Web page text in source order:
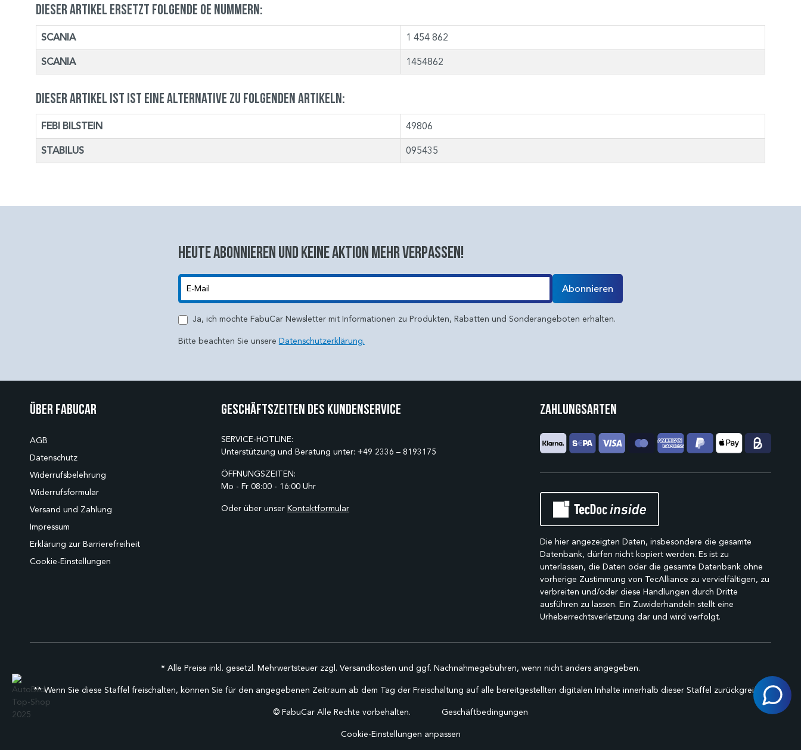
Dieser Artikel ersetzt folgende OE Nummern:
SCANIA 1 454 862
SCANIA 1454862
Dieser Artikel ist ist eine Alternative zu folgenden Artikeln:
FEBI BILSTEIN 49806
STABILUS 095435
Heute abonnieren und keine aktion mehr verpassen!
Abonnieren
Ja, ich möchte FabuCar Newsletter mit Informationen zu Produkten, Rabatten und Sonderangeboten erhalten.
Bitte beachten Sie unsere Datenschutzerklärung.
Über Fabucar
AGB
Datenschutz
Widerrufsbelehrung
Widerrufsformular
Versand und Zahlung
Impressum
Erklärung zur Barrierefreiheit
Cookie-Einstellungen
Geschäftszeiten des Kundenservice
SERVICE-HOTLINE:
Unterstützung und Beratung unter: +49 2336 – 8193175
ÖFFNUNGSZEITEN:
Mo - Fr 08:00 - 16:00 Uhr
Oder über unser Kontaktformular
Zahlungsarten
Die hier angezeigten Daten, insbesondere die gesamte
Datenbank, dürfen nicht kopiert werden. Es ist zu
unterlassen, die Daten oder die gesamte Datenbank ohne
vorherige Zustimmung von TecAlliance zu vervielfältigen, zu
verbreiten und/oder diese Handlungen durch Dritte
ausführen zu lassen. Ein Zuwiderhandeln stellt eine
Urheberrechtsverletzung dar und wird verfolgt.
* Alle Preise inkl. gesetzl. Mehrwertsteuer zzgl. Versandkosten und ggf. Nachnahmegebühren, wenn nicht anders angegeben.
** Wenn Sie diese Staffel freischalten, können Sie für den angegebenen Zeitraum ab dem Tag der Freischaltung auf alle bereitgestellten digitalen Inhalte innerhalb dieser Staffel zurückgreifen.
© FabuCar Alle Rechte vorbehalten. Geschäftbedingungen
Cookie-Einstellungen anpassen